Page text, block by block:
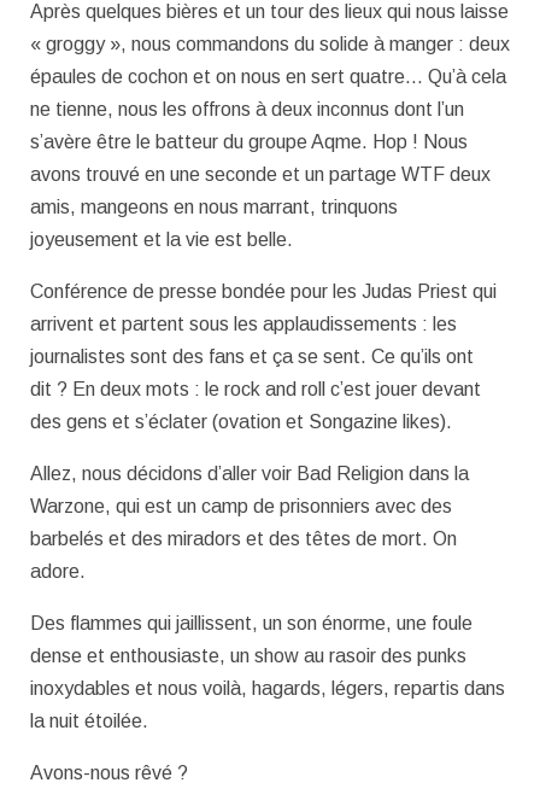
Après quelques bières et un tour des lieux qui nous laisse
« groggy », nous commandons du solide à manger : deux
épaules de cochon et on nous en sert quatre… Qu’à cela
ne tienne, nous les offrons à deux inconnus dont l’un
s’avère être le batteur du groupe Aqme. Hop ! Nous
avons trouvé en une seconde et un partage WTF deux
amis, mangeons en nous marrant, trinquons
joyeusement et la vie est belle.
Conférence de presse bondée pour les Judas Priest qui
arrivent et partent sous les applaudissements : les
journalistes sont des fans et ça se sent. Ce qu’ils ont
dit ? En deux mots : le rock and roll c’est jouer devant
des gens et s’éclater (ovation et Songazine likes).
Allez, nous décidons d’aller voir Bad Religion dans la
Warzone, qui est un camp de prisonniers avec des
barbelés et des miradors et des têtes de mort. On
adore.
Des flammes qui jaillissent, un son énorme, une foule
dense et enthousiaste, un show au rasoir des punks
inoxydables et nous voilà, hagards, légers, repartis dans
la nuit étoilée.
Avons-nous rêvé ?